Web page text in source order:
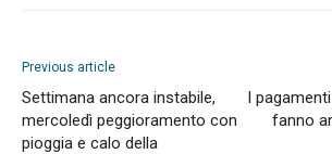
Previous article
Settimana ancora instabile,
mercoledì peggioramento con
pioggia e calo della
I
fanno